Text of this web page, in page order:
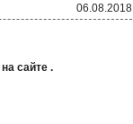
06.08.2018
на сайте .